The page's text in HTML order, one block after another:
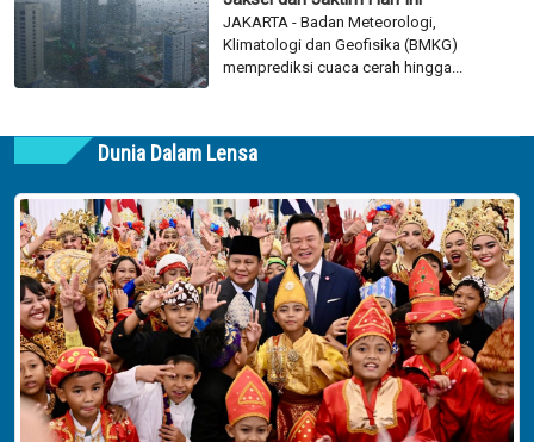
JAKARTA - Badan Meteorologi,
Klimatologi dan Geofisika (BMKG)
memprediksi cuaca cerah hingga...
Dunia Dalam Lensa